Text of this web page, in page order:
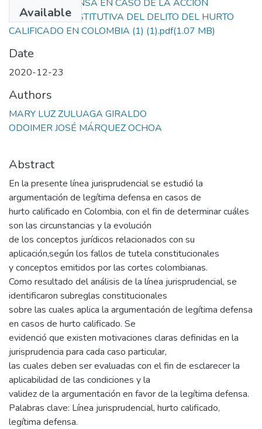
Available
LEGÍTIMA DEFENSA EN CASO DE LA ACCIÓN
MATERIAL CONSTITUTIVA DEL DELITO DEL HURTO
CALIFICADO EN COLOMBIA (1) (1).pdf(1.07 MB)
Date
2020-12-23
Authors
MARY LUZ ZULUAGA GIRALDO
ODOIMER JOSÉ MÁRQUEZ OCHOA
Abstract
En la presente línea jurisprudencial se estudió la
argumentación de legítima defensa en casos de
hurto calificado en Colombia, con el fin de determinar cuáles
son las circunstancias y la evolución
de los conceptos jurídicos relacionados con su
aplicación,según los fallos de tutela constitucionales
y conceptos emitidos por las cortes colombianas.
Como resultado del análisis de la línea jurisprudencial, se
identificaron subreglas constitucionales
sobre las cuales aplica la argumentación de legítima defensa
en casos de hurto calificado. Se
evidenció que existen motivaciones claras definidas en la
jurisprudencia para cada caso particular,
las cuales deben ser evaluadas con el fin de esclarecer la
aplicabilidad de las condiciones y la
validez de la argumentación en favor de la legítima defensa.
Palabras clave: Línea jurisprudencial, hurto calificado,
legítima defensa.